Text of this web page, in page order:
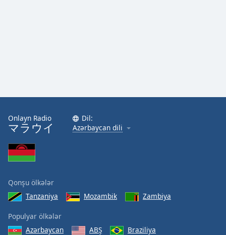
Onlayn Radio
マラウイ
Dil:
Azərbaycan dili
Qonşu ölkələr
Tanzaniya
Mozambik Zambiya
Populyar ölkələr
Azərbaycan
ABŞ
Braziliya